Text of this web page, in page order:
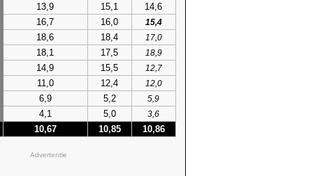
23,6 (2011)
22,8 (2015)
23,3 (1996)
25,3 (1996)
23,3 (2004)
24,4 (1976)
25,5 (2023)
26,1 (2023)
25,1 (2023)
23,5 (2025)
13,9 15,1 14,6
16,7 16,0
15,4
18,6 18,4
17,0
18,1 17,5
18,9
14,9 15,5
12,7
11,0 12,4
12,0
6,9 5,2
5,9
4,1 5,0 3,6
10,67 10,85 10,86
Advertentie